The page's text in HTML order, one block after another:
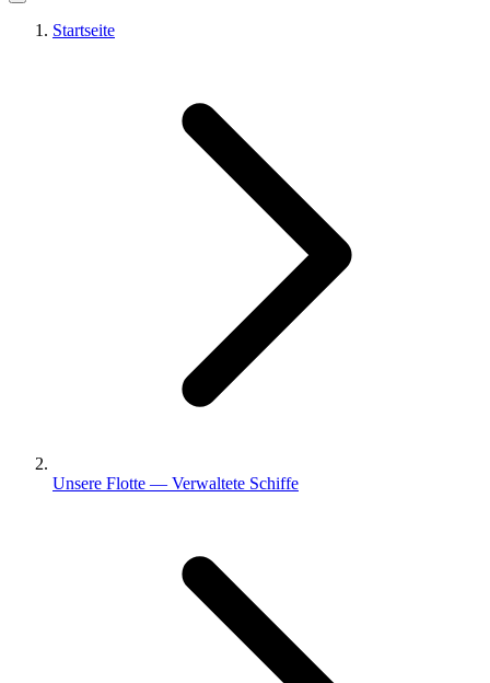
Startseite
Unsere Flotte — Verwaltete Schiffe